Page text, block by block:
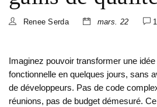
Renee Serda mars. 22
Imaginez pouvoir transformer une
fonctionnelle en quelques jours, sans
de développeurs. Pas de code
réunions, pas de budget démesuré.